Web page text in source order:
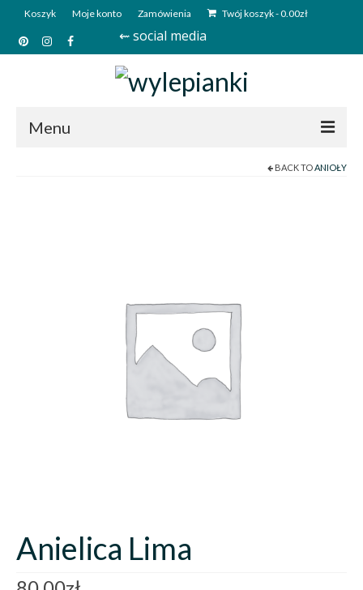
Koszyk Moje konto Zamówienia Twój koszyk-0.00zł
⇜ social media
Menu
BACK TOANIOŁY
Anielica Lima